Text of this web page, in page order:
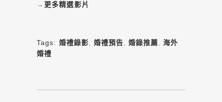
→ 更多精選影片
Tags: 婚禮錄影 婚禮預告 ,婚錄推薦 ,海外
婚禮